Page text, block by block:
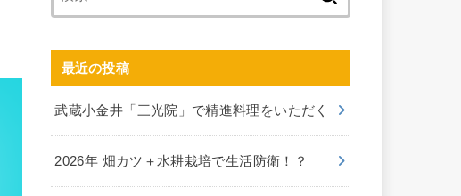
最近の投稿
武蔵小金井「三光院」で精進料理をいただく
2026年 畑カツ＋水耕栽培で生活防衛！？